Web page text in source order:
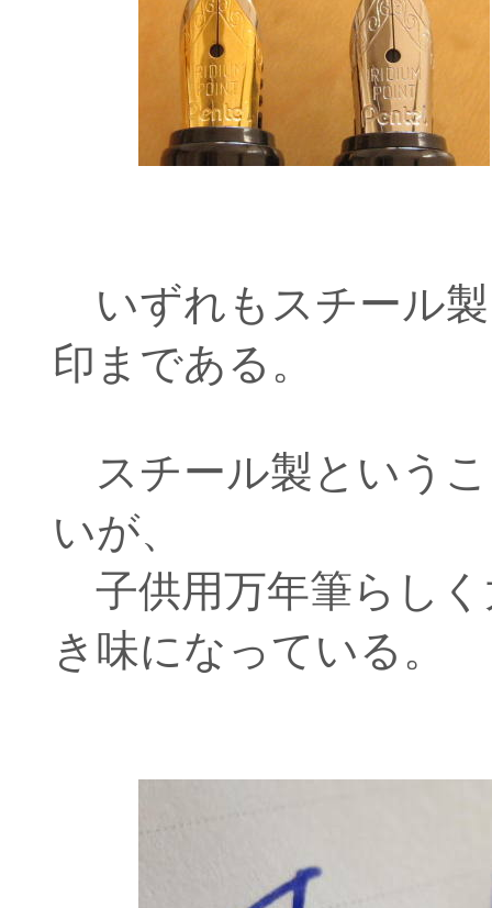
いずれもスチール製
印まである。
スチール製という
いが、
子供用万年筆らし
き味になっている。